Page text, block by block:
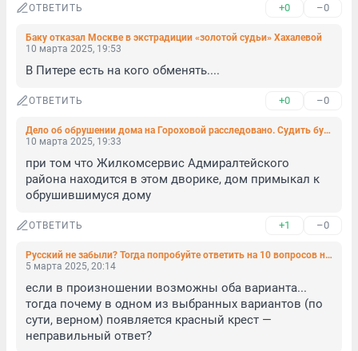
ОТВЕТИТЬ +0 –0
Баку отказал Москве в экстрадиции «золотой судьи» Хахалевой
10 марта 2025, 19:53
В Питере есть на кого обменять....
ОТВЕТИТЬ +0 –0
Дело об обрушении дома на Гороховой расследовано. Судить будут главу жилкомсервиса
10 марта 2025, 19:33
при том что Жилкомсервис Адмиралтейского
района находится в этом дворике, дом примыкал к
обрушившимуся дому
ОТВЕТИТЬ +1 –0
Русский не забыли? Тогда попробуйте ответить на 10 вопросов нашего непростого теста
5 марта 2025, 20:14
если в произношении возможны оба варианта...
тогда почему в одном из выбранных вариантов (по
сути, верном) появляется красный крест —
неправильный ответ?